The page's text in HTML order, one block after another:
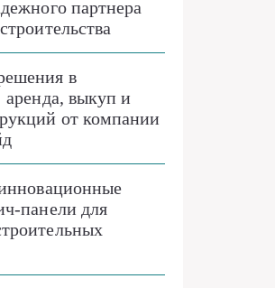
партнера
в
аренда, выкуп и
от компании
панели для